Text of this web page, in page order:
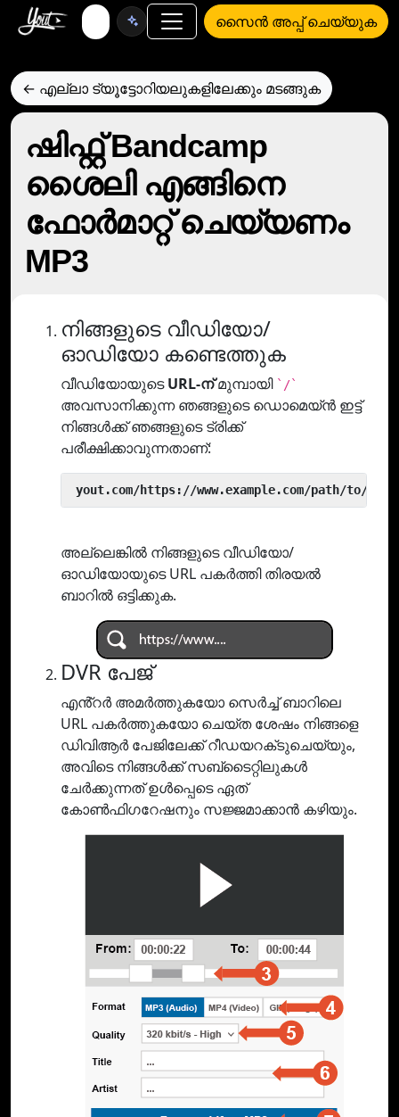
സൈൻ അപ്പ് ചെയ്യുക
← എല്ലാ ട്യൂട്ടോറിയലുകളിലേക്കും മടങ്ങുക
ഷിഫ്റ്റ് Bandcamp
ശൈലി എങ്ങിനെ
ഫോര്‍മാറ്റ് ചെയ്യണം
MP3
നിങ്ങളുടെ വീഡിയോ/
ഓഡിയോ കണ്ടെത്തുക
വീഡിയോയുടെURL-ന്മുമ്പായി `/`
അവസാനിക്കുന്ന ഞങ്ങളുടെ ഡൊമെയ്ൻ ഇട്ട്
നിങ്ങൾക്ക് ഞങ്ങളുടെ ട്രിക്ക്
പരീക്ഷിക്കാവുന്നതാണ്:
yout.com/https://www.example.com/path/to/
അല്ലെങ്കിൽ നിങ്ങളുടെ വീഡിയോ/
ഓഡിയോയുടെ URL പകർത്തി തിരയൽ
ബാറിൽ ഒട്ടിക്കുക.
DVR പേജ്
എൻ്റർ അമർത്തുകയോ സെർച്ച് ബാറിലെ
URL പകർത്തുകയോ ചെയ്‌ത ശേഷം നിങ്ങളെ
ഡിവിആർ പേജിലേക്ക് റീഡയറക്‌ടുചെയ്യും,
അവിടെ നിങ്ങൾക്ക് സബ്‌ടൈറ്റിലുകൾ
ചേർക്കുന്നത് ഉൾപ്പെടെ ഏത്
കോൺഫിഗറേഷനും സജ്ജമാക്കാൻ കഴിയും.